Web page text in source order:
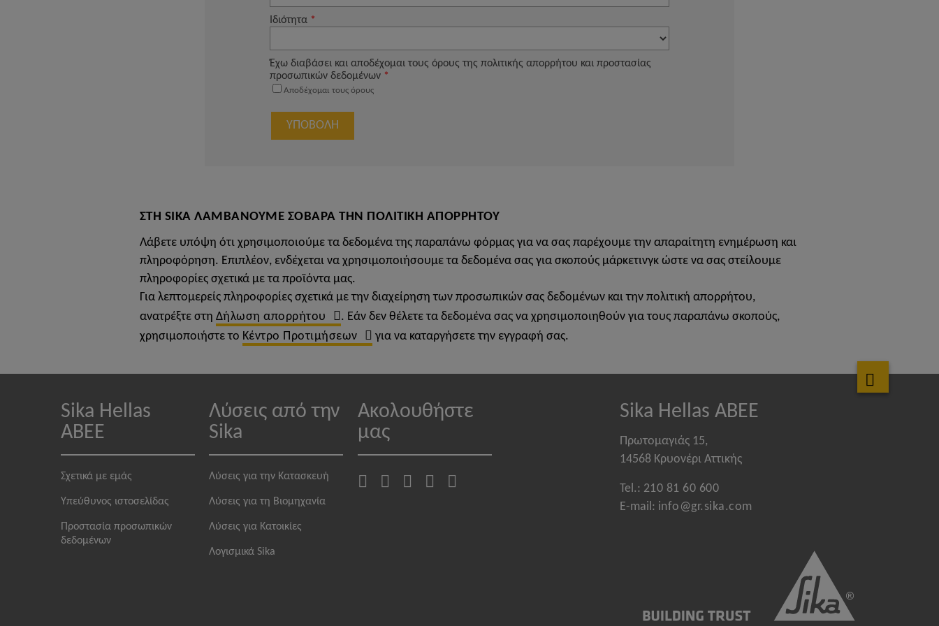
ΣΤΗ SIKA ΛΑΜΒΑΝΟΥΜΕ ΣΟΒΑΡΑ ΤΗΝ ΠΟΛΙΤΙΚΗ ΑΠΟΡΡΗΤΟΥ
Λάβετε υπόψη ότι χρησιμοποιούμε τα δεδομένα της παραπάνω φόρμας για να σας παρέχουμε την απαραίτητη ενημέρωση και
πληροφόρηση. Επιπλέον, ενδέχεται να χρησιμοποιήσουμε τα δεδομένα σας για σκοπούς μάρκετινγκ ώστε να σας στείλουμε
πληροφορίες σχετικά με τα προϊόντα μας.
Για λεπτομερείς πληροφορίες σχετικά με την διαχείρηση των προσωπικών σας δεδομένων και την πολιτική απορρήτου,
ανατρέξτε στη Δήλωση απορρήτου
. Εάν δεν θέλετε τα δεδομένα σας να χρησιμοποιηθούν για τους παραπάνω σκοπούς,
χρησιμοποιήστε το Κέντρο Προτιμήσεων για να καταργήσετε την εγγραφή σας.
Sika Hellas
ABEE
Σχετικά με εμάς
Υπεύθυνος ιστοσελίδας
Προστασία προσωπικών
δεδομένων
Λύσεις από την
Sika
Λύσεις για την Κατασκευή
Λύσεις για τη Βιομηχανία
Λύσεις για Κατοικίες
Λογισμικά Sika
Ακολουθήστε
μας
Sika Hellas ABEE
Πρωτομαγιάς 15,
14568 Κρυονέρι Αττικής
Tel.: 210 81 60 600
E-mail: info@gr.sika.com